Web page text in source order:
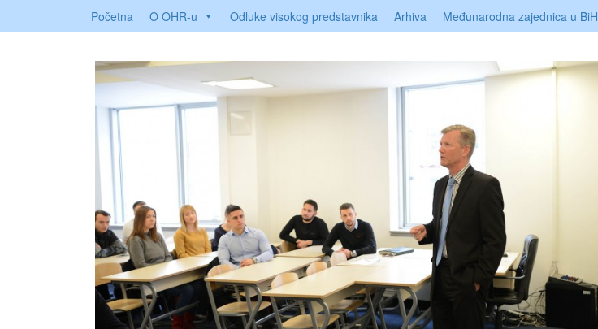
Početna O OHR-u Odluke visokog predstavnika Arhiva Međunarodna zajednica u BiH